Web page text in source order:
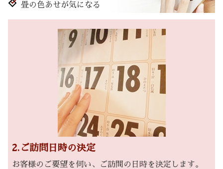
畳の色あせが気になる
2.ご訪問日時の決定
お客様のご要望を伺い、ご訪問の日時を決定します。